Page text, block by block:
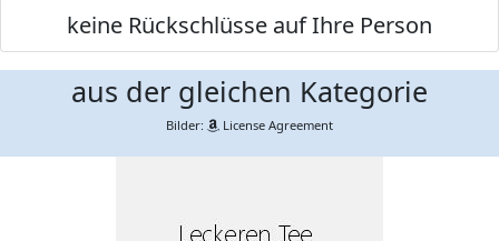
keine Rückschlüsse auf Ihre Person
aus der gleichen Kategorie
Bilder: License Agreement